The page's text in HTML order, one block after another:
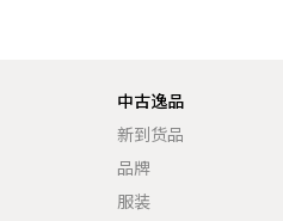
中古逸品
新到货品
品牌
服装